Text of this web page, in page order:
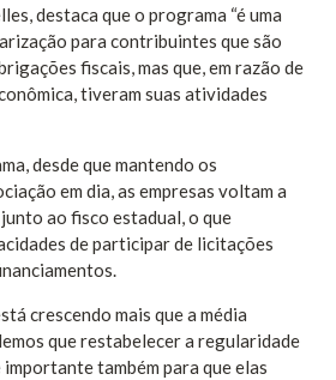
destaca que o programa “é uma
para contribuintes que são
fiscais, mas que, em razão de
tiveram suas atividades
desde que mantendo os
em dia, as empresas voltam a
ao fisco estadual, o que
de participar de licitações
crescendo mais que a média
que restabelecer a regularidade
importante também para que elas